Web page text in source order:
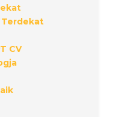
Terdekat
CV